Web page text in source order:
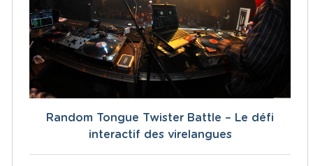
Random Tongue Twister Battle – Le défi
interactif des virelangues